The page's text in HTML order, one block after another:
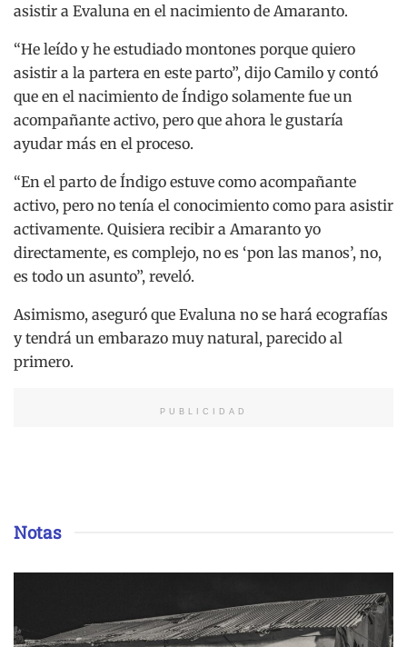
asistir a Evaluna en el nacimiento de Amaranto.
“He leído y he estudiado montones porque quiero
asistir a la partera en este parto”, dijo Camilo y contó
que en el nacimiento de Índigo solamente fue un
acompañante activo, pero que ahora le gustaría
ayudar más en el proceso.
“En el parto de Índigo estuve como acompañante
activo, pero no tenía el conocimiento como para asistir
activamente. Quisiera recibir a Amaranto yo
directamente, es complejo, no es ‘pon las manos’, no,
es todo un asunto”, reveló.
Asimismo, aseguró que Evaluna no se hará ecografías
y tendrá un embarazo muy natural, parecido al
primero.
PUBLICIDAD
Notas